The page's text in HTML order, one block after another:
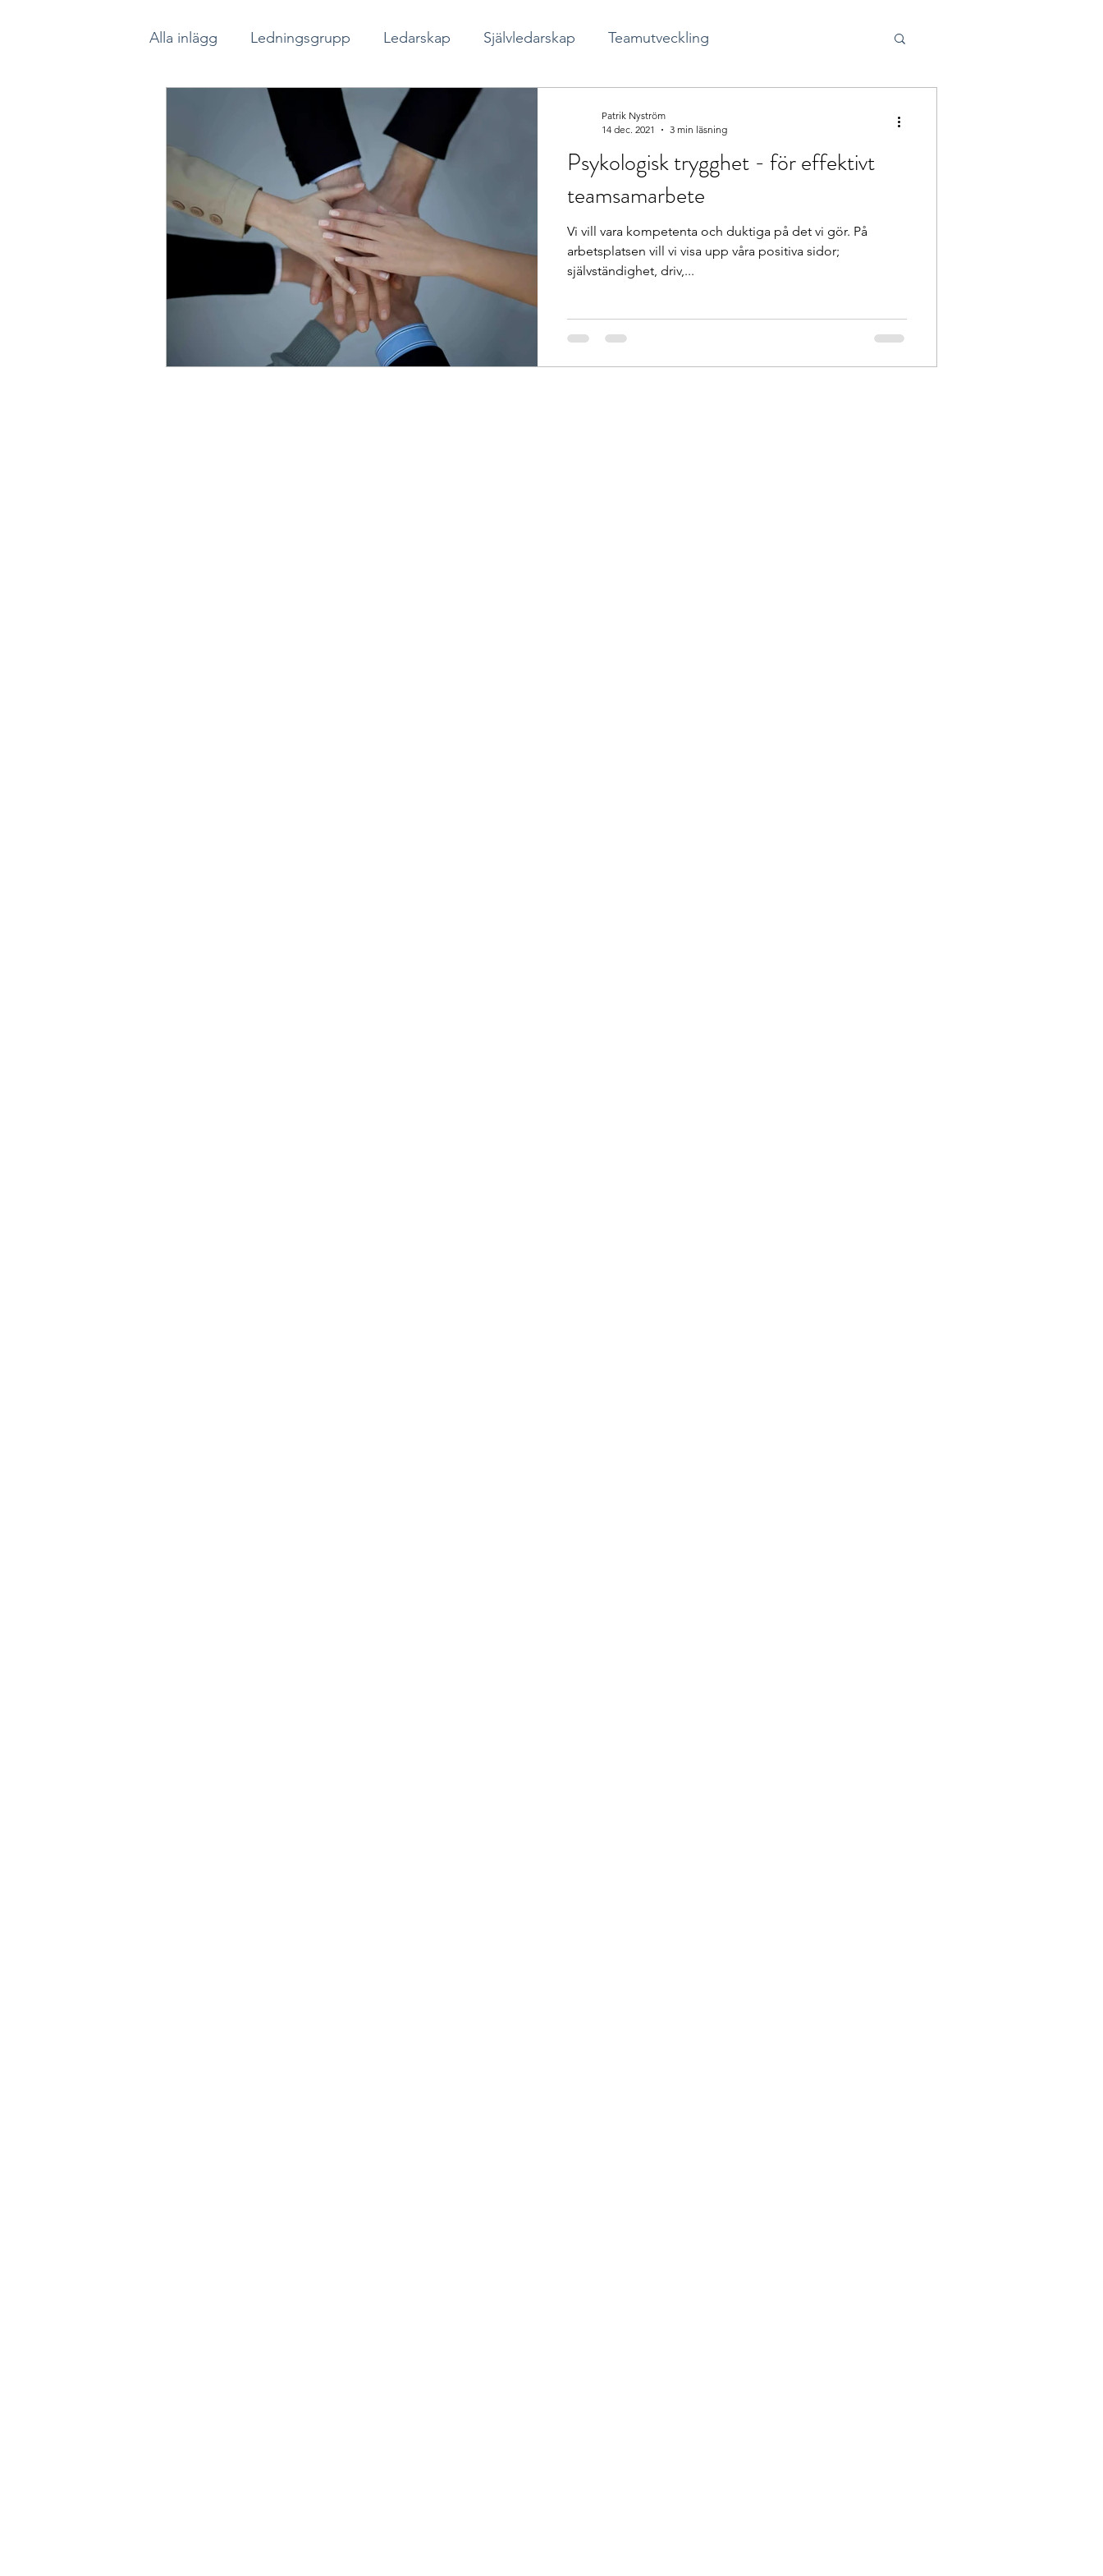
Alla inlägg Ledningsgrupp Ledarskap Självledarskap Teamutveckling
Psykologisk trygghet Social arbetsmiljö
Psykologisk trygghet - för effektivt
teamsamarbete
Vi vill vara kompetenta och duktiga på det vi gör. På
arbetsplatsen vill vi visa upp våra positiva sidor;
självständighet, driv,...
Patrik Nyström
14 dec. 2021
3 min läsning